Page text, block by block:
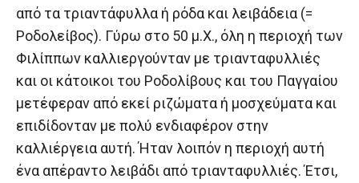
από τα τριαντάφυλλα ή ρόδα και λειβάδεια (=
Ροδολείβος). Γύρω στο 50 μ.Χ., όλη η περιοχή των
Φιλίππων καλλιεργούνταν με τριανταφυλλιές
και οι κάτοικοι του Ροδολίβους και του Παγγαίου
μετέφεραν από εκεί ριζώματα ή μοσχεύματα και
επιδίδονταν με πολύ ενδιαφέρον στην
καλλιέργεια αυτή. Ήταν λοιπόν η περιοχή αυτή
ένα απέραντο λειβάδι από τριανταφυλλιές. Έτσι,